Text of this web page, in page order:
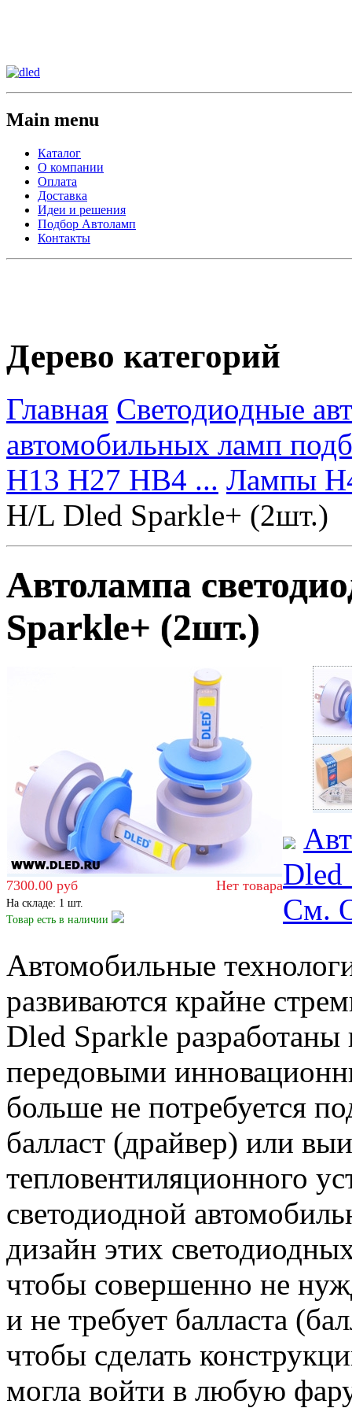
Main menu
Каталог
О компании
Оплата
Доставка
Идеи и решения
Подбор Автоламп
Контакты
Дерево категорий
Главная Светодиодные
автомобильных ламп
H13 H27 HB4 ... Лампы
H/L Dled Sparkle+ (2шт.)
Автолампа
Sparkle+ (2шт.)
7300.00 руб Нет товара
На складе: 1 шт.
Товар есть в наличии
Dled
Cм.
Автомобильные
развиваются крайне
Dled Sparkle
передовыми
больше не потребуется
балласт (драйвер) или
тепловентиляционного
светодиодной
дизайн этих
чтобы совершенно не
и не требует балласта
чтобы сделать
могла войти в любую